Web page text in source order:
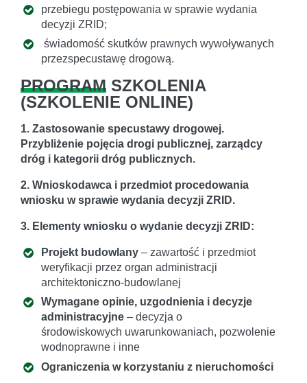
przebiegu postępowania w sprawie wydania
decyzji ZRID;
świadomość skutków prawnych wywoływanych
przezspecustawę drogową.
PROGRAM SZKOLENIA
(SZKOLENIE ONLINE)
1. Zastosowanie specustawy drogowej.
Przybliżenie pojęcia drogi publicznej, zarządcy
dróg i kategorii dróg publicznych.
2. Wnioskodawca i przedmiot procedowania
wniosku w sprawie wydania decyzji ZRID.
3. Elementy wniosku o wydanie decyzji ZRID:
Projekt budowlany – zawartość i przedmiot
weryfikacji przez organ administracji
architektoniczno-budowlanej
Wymagane opinie, uzgodnienia i decyzje
administracyjne – decyzja o
środowiskowych uwarunkowaniach, pozwolenie
wodnoprawne i inne
Ograniczenia w korzystaniu z nieruchomości